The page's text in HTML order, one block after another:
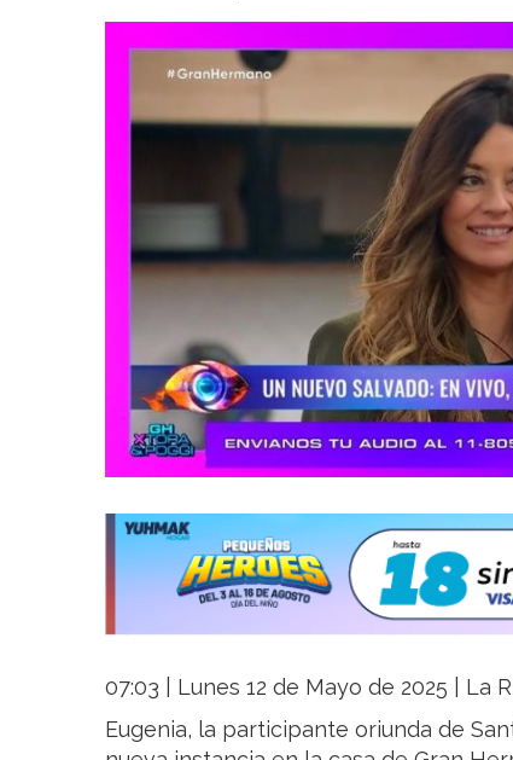
07:03 | Lunes 12 de Mayo de 2025 | La
Eugenia, la participante oriunda de